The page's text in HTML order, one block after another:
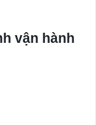
vận hành